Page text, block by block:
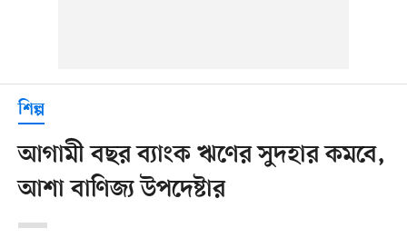
শিল্প
আগামী বছর ব্যাংক ঋণের সুদহার কমবে,
আশা বাণিজ্য উপদেষ্টার